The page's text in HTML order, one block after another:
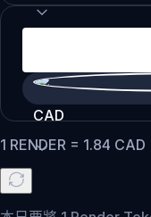
CAD
1 RENDER = 1.84 CAD